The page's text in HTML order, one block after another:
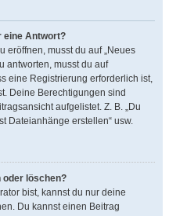
eine Antwort?
eröffnen, musst du auf „Neues
antworten, musst du auf
eine Registrierung erforderlich ist,
Deine Berechtigungen sind
aufgelistet. Z. B. „Du
Dateianhänge erstellen“ usw.
oder löschen?
bist, kannst du nur deine
Du kannst einen Beitrag